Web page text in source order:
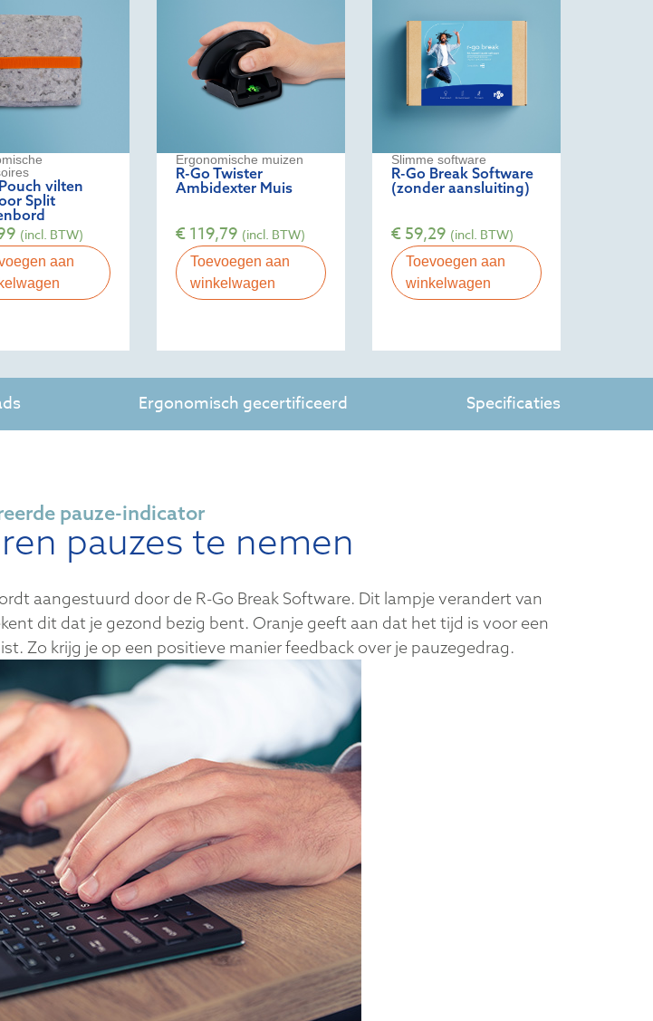
vilten
Split
(incl. BTW)
aan
Ergonomische muizen
R-Go Twister
Ambidexter Muis
€119,79 (incl. BTW)
Toevoegen aan
winkelwagen
Slimme software
R-Go Break Software
(zonder aansluiting)
€59,29 (incl. BTW)
Toevoegen aan
winkelwagen
Ergonomisch gecertificeerd Specificaties
pauze-indicator
pauzes te nemen
aangestuurd door de R-Go Break Software. Dit lampje verandert van
dit dat je gezond bezig bent. Oranje geeft aan dat het tijd is voor een
Zo krijg je op een positieve manier feedback over je pauzegedrag.